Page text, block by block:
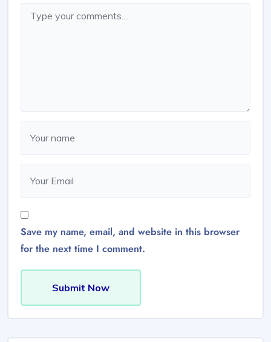
Save my name, email, and website in this browser
for the next time I comment.
Submit Now